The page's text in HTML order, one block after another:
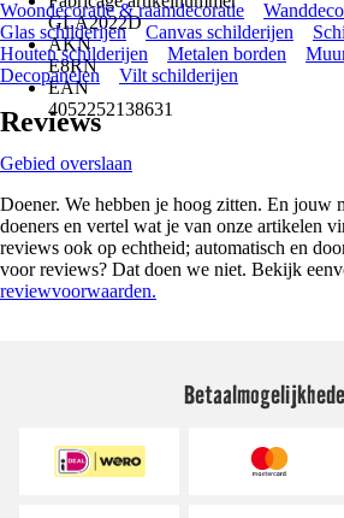
GLA2022D
AKN
E8RN
EAN
4052252138631
Woondecoratie & raamdecoratie
Glas schilderijen
Canvas schilderijen
Houten schilderijen
Metalen borden
Decopanelen
Vilt schilderijen
Reviews
Gebied overslaan
Doener. We hebben je hoog zitten. En jouw
doeners en vertel wat je van onze artikelen
reviews ook op echtheid; automatisch en
voor reviews? Dat doen we niet. Bekijk
reviewvoorwaarden.